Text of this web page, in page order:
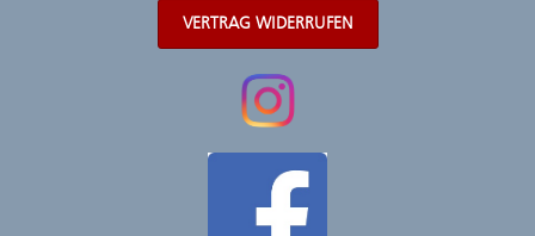
VERTRAG WIDERRUFEN